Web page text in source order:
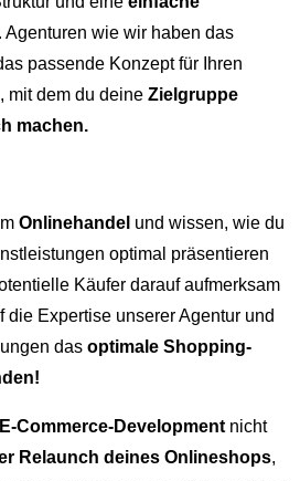
Agenturen wie wir haben das
passende Konzept für Ihren
mit dem du deine Zielgruppe
machen.
Onlinehandel und wissen, wie du
optimal präsentieren
Käufer darauf aufmerksam
die Expertise unserer Agentur und
das optimale Shopping-
E-Commerce-Development nicht
Relaunch deines Onlineshops,